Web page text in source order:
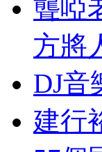
聾啞
方將
DJ音
建行